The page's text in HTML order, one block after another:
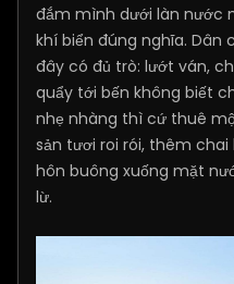
đắm mình dưới làn nước
khí biển đúng nghĩa.
đây có đủ trò: lướt ván,
quẩy tới bến không biết
nhẹ nhàng thì cứ thuê
sản tươi roi rói, thêm
hôn buông xuống mặt
lừ.